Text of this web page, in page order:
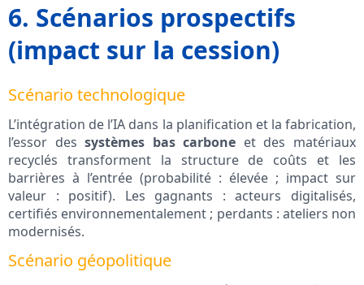
6. Scénarios prospectifs
(impact sur la cession)
Scénario technologique
L’intégration de l’IA dans la planification et la fabrication,
l’essor dessystèmes bas carbone et des matériaux
recyclés transforment la structure de coûts et les
barrières à l’entrée (probabilité : élevée ; impact sur
valeur : positif). Les gagnants : acteurs digitalisés,
certifiés environnementalement ; perdants : ateliers non
modernisés.
Scénario géopolitique